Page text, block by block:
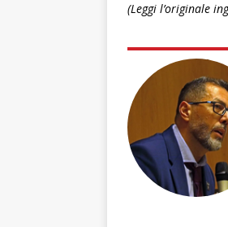
(Leggi l’originale